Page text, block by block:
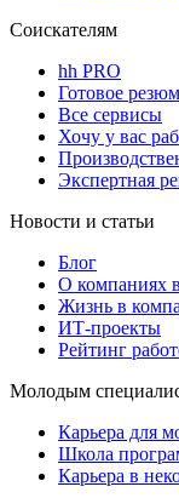
Соискателям
hh PRO
Готовое
Все сервисы
Хочу у вас
Экспертная
Новости и статьи
Блог
О компаниях
Жизнь в
ИТ-проекты
Рейтинг
Молодым
Карьера для
Школа
Карьера в